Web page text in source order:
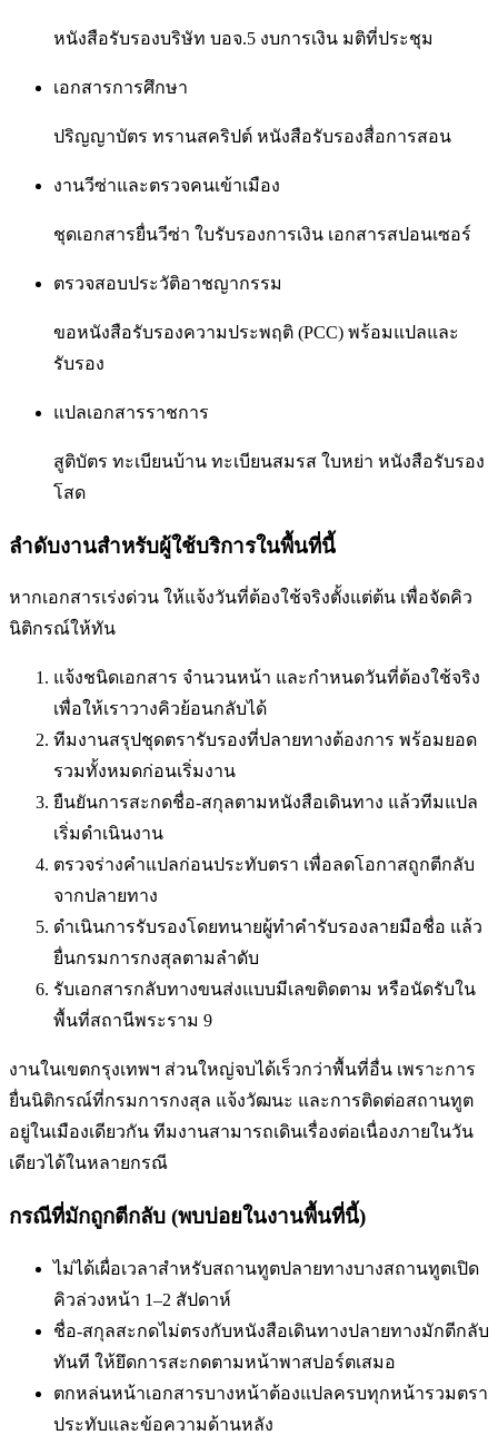
หนังสือรับรองบริษัท บอจ.5 งบการเงิน มติที่ประชุม
เอกสารการศึกษา
ปริญญาบัตร ทรานสคริปต์ หนังสือรับรองสื่อการสอน
งานวีซ่าและตรวจคนเข้าเมือง
ชุดเอกสารยื่นวีซ่า ใบรับรองการเงิน เอกสารสปอนเซอร์
ตรวจสอบประวัติอาชญากรรม
ขอหนังสือรับรองความประพฤติ (PCC) พร้อมแปลและ
รับรอง
แปลเอกสารราชการ
สูติบัตร ทะเบียนบ้าน ทะเบียนสมรส ใบหย่า หนังสือรับรอง
โสด
ลำดับงานสำหรับผู้ใช้บริการในพื้นที่นี้
หากเอกสารเร่งด่วน ให้แจ้งวันที่ต้องใช้จริงตั้งแต่ต้น เพื่อจัดคิว
นิติกรณ์ให้ทัน
แจ้งชนิดเอกสาร จำนวนหน้า และกำหนดวันที่ต้องใช้จริง
เพื่อให้เราวางคิวย้อนกลับได้
ทีมงานสรุปชุดตรารับรองที่ปลายทางต้องการ พร้อมยอด
รวมทั้งหมดก่อนเริ่มงาน
ยืนยันการสะกดชื่อ-สกุลตามหนังสือเดินทาง แล้วทีมแปล
เริ่มดำเนินงาน
ตรวจร่างคำแปลก่อนประทับตรา เพื่อลดโอกาสถูกตีกลับ
จากปลายทาง
ดำเนินการรับรองโดยทนายผู้ทำคำรับรองลายมือชื่อ แล้ว
ยื่นกรมการกงสุลตามลำดับ
รับเอกสารกลับทางขนส่งแบบมีเลขติดตาม หรือนัดรับใน
พื้นที่สถานีพระราม 9
งานในเขตกรุงเทพฯ ส่วนใหญ่จบได้เร็วกว่าพื้นที่อื่น เพราะการ
ยื่นนิติกรณ์ที่กรมการกงสุล แจ้งวัฒนะ และการติดต่อสถานทูต
อยู่ในเมืองเดียวกัน ทีมงานสามารถเดินเรื่องต่อเนื่องภายในวัน
เดียวได้ในหลายกรณี
กรณีที่มักถูกตีกลับ (พบบ่อยในงานพื้นที่นี้)
ไม่ได้เผื่อเวลาสำหรับสถานทูตปลายทางบางสถานทูตเปิด
คิวล่วงหน้า 1–2 สัปดาห์
ชื่อ-สกุลสะกดไม่ตรงกับหนังสือเดินทางปลายทางมักตีกลับ
ทันที ให้ยึดการสะกดตามหน้าพาสปอร์ตเสมอ
ตกหล่นหน้าเอกสารบางหน้าต้องแปลครบทุกหน้ารวมตรา
ประทับและข้อความด้านหลัง